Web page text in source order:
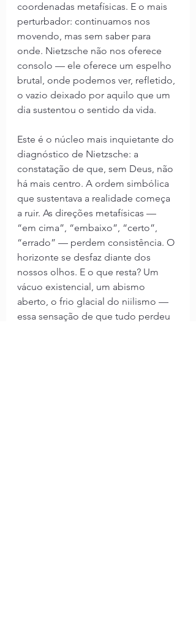
coordenadas metafísicas. E o mais
perturbador: continuamos nos
movendo, mas sem saber para
onde. Nietzsche não nos oferece
consolo — ele oferece um espelho
brutal, onde podemos ver, refletido,
o vazio deixado por aquilo que um
dia sustentou o sentido da vida.
Este é o núcleo mais inquietante do
diagnóstico de Nietzsche: a
constatação de que, sem Deus, não
há mais centro. A ordem simbólica
que sustentava a realidade começa
a ruir. As direções metafísicas —
“em cima”, “embaixo”, “certo”,
“errado” — perdem consistência. O
horizonte se desfaz diante dos
nossos olhos. E o que resta? Um
vácuo existencial, um abismo
aberto, o frio glacial do niilismo —
essa sensação de que tudo perdeu